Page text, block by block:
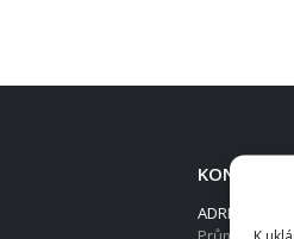
KONTAKTY
ADRESA: